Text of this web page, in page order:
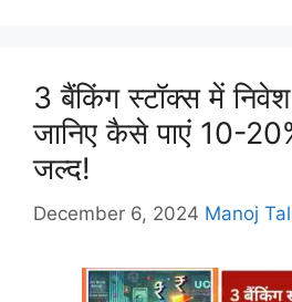
3 बैंकिंग स्टॉक्स में
जानिए कैसे पाएं 10-
जल्द!
December 6, 2024 Manoj